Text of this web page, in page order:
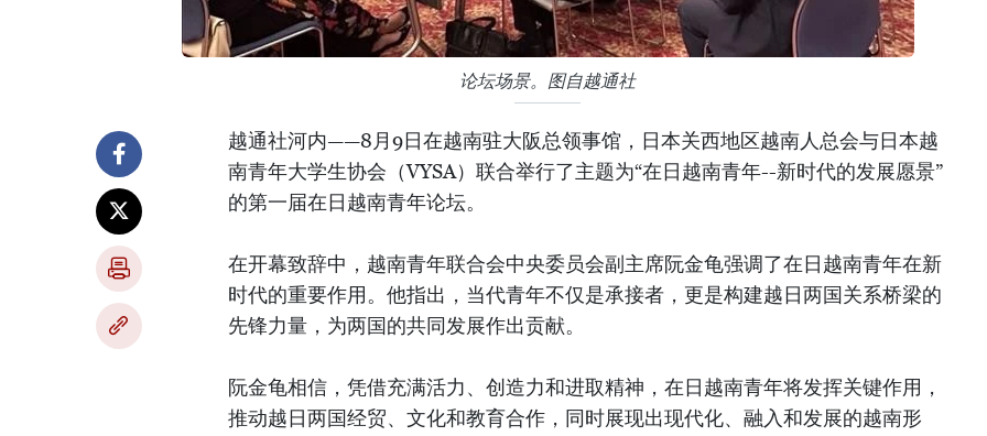
论坛场景。图自越通社
越通社河内——8月9日在越南驻大阪总领事馆，日本关西地区越南人总会与日本越
南青年大学生协会（VYSA）联合举行了主题为“在日越南青年--新时代的发展愿景”
的第一届在日越南青年论坛。
在开幕致辞中，越南青年联合会中央委员会副主席阮金龟强调了在日越南青年在新
时代的重要作用。他指出，当代青年不仅是承接者，更是构建越日两国关系桥梁的
先锋力量，为两国的共同发展作出贡献。
阮金龟相信，凭借充满活力、创造力和进取精神，在日越南青年将发挥关键作用，
推动越日两国经贸、文化和教育合作，同时展现出现代化、融入和发展的越南形